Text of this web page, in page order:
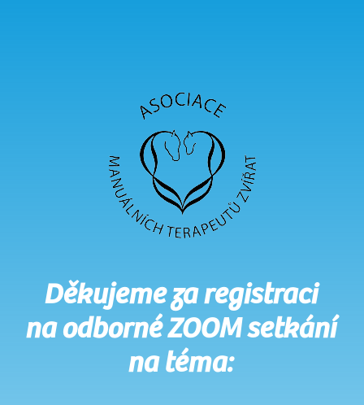
Děkujeme za registraci
na odborné ZOOM setkání
na téma: